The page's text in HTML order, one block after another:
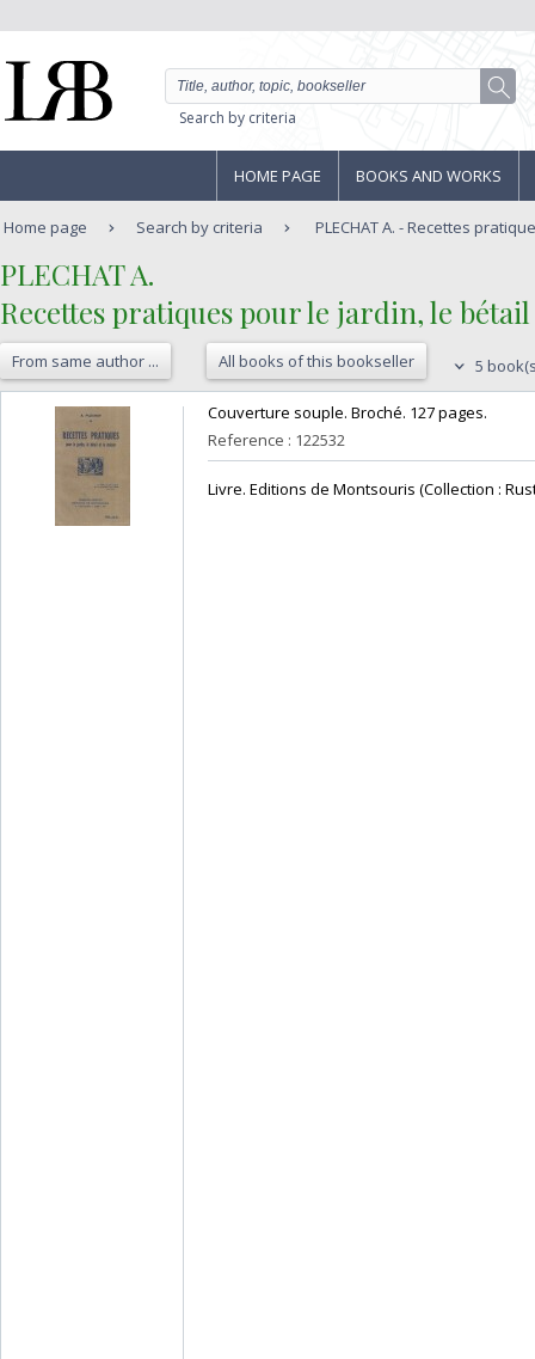
Search by criteria
HOME PAGE BOOKS AND WORKS
Home page Search by criteria PLECHAT A. - Recettes
‎PLECHAT A. ‎
‎Recettes pratiques pour le jardin, le
From same author ... All books of this bookseller 5
‎Couverture souple. Broché. 127 pages.‎
Reference : 122532
‎Livre. Editions de Montsouris (Collection :